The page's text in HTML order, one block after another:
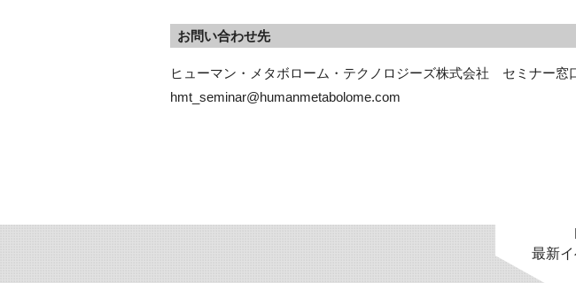
お問い合わせ先
ヒューマン・メタボローム・テクノロジーズ株式会社　セミナー窓
hmt_seminar@humanmetabolome.com
最新